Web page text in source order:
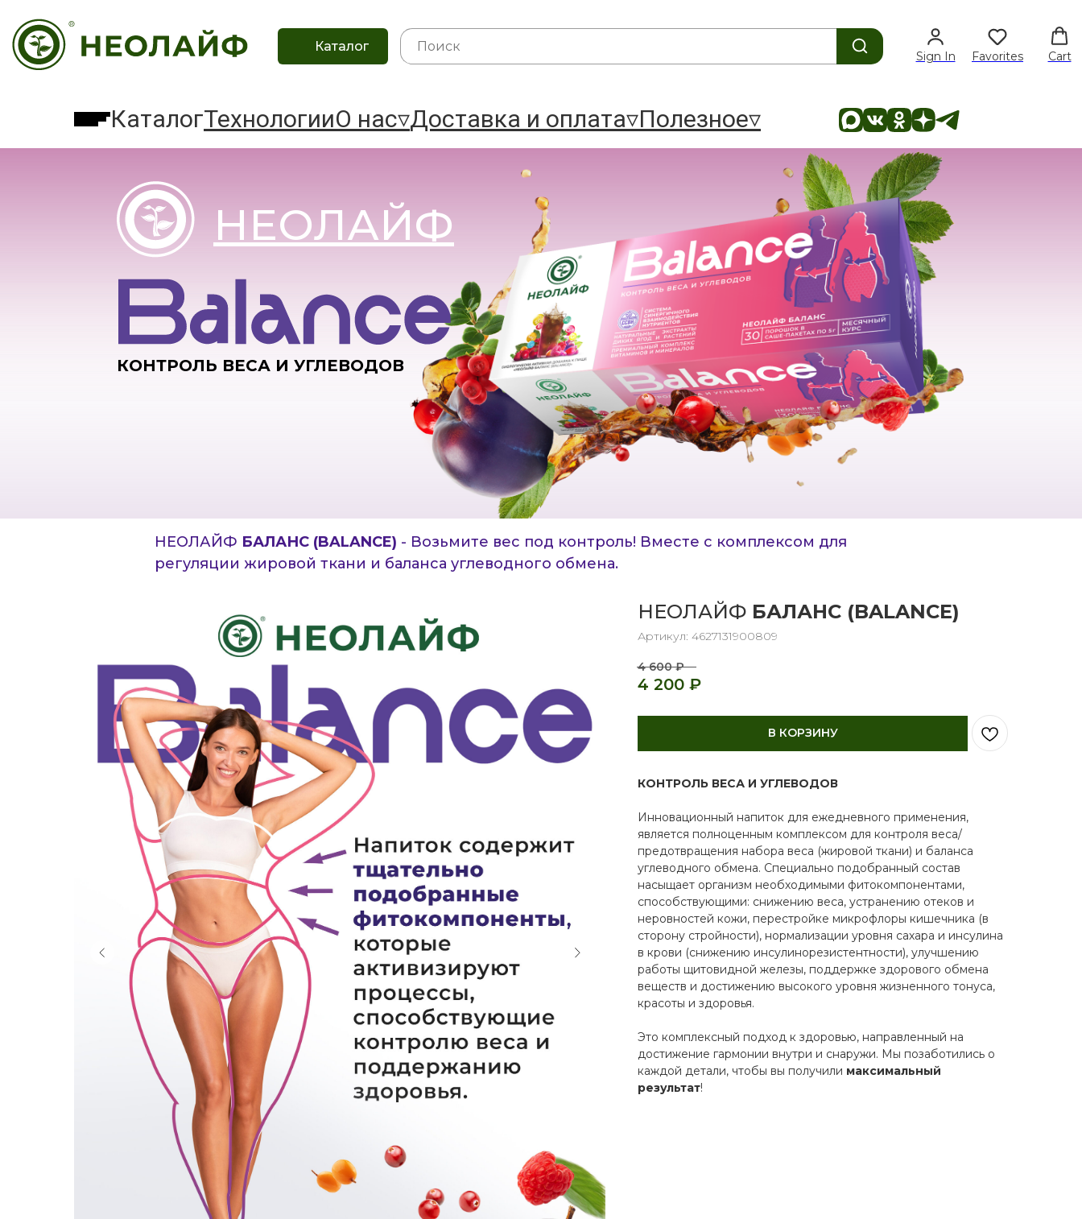
Каталог
Sign In Favorites Cart
КаталогТехнологииО нас▿Доставка и оплата▿Полезное▿
Каталог ТехнологииО нас▿Доставка и оплата▿Полезное▿
КОНТРОЛЬ ВЕСА И УГЛЕВОДОВ
НЕОЛАЙФ
НЕОЛАЙФ БАЛАНС (BALANCE) - Возьмите вес под контроль! Вместе с комплексом для
регуляции жировой ткани и баланса углеводного обмена.
НЕОЛАЙФ БАЛАНС (BALANCE)
Артикул: 4627131900809
4 200 ₽
4 600 ₽
В КОРЗИНУ
КОНТРОЛЬ ВЕСА И УГЛЕВОДОВ
Инновационный напиток для ежедневного применения,
является полноценным комплексом для контроля веса/
предотвращения набора веса (жировой ткани) и баланса
углеводного обмена. Специально подобранный состав
насыщает организм необходимыми фитокомпонентами,
способствующими: снижению веса, устранению отеков и
неровностей кожи, перестройке микрофлоры кишечника (в
сторону стройности), нормализации уровня сахара и инсулина
в крови (снижению инсулинорезистентности), улучшению
работы щитовидной железы, поддержке здорового обмена
веществ и достижению высокого уровня жизненного тонуса,
красоты и здоровья.
Это комплексный подход к здоровью, направленный на
достижение гармонии внутри и снаружи. Мы позаботились о
каждой детали, чтобы вы получили максимальный
результат!